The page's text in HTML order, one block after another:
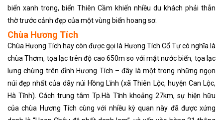
biển xanh trong, biển Thiên Cầm khiến nhiều du khách phải thẫn
thờ trước cảnh đẹp của một vùng biển hoang sơ.
Chùa Hương Tích
Chùa Hương Tích hay còn được gọi là Hương Tích Cổ Tự có nghĩa là
chùa Thơm, tọa lạc trên độ cao 650m so với mặt nước biển, tọa lạc
lưng chừng trên đỉnh Hương Tích – đây là một trong những ngọn
núi đẹp nhất của dãy núi Hồng Lĩnh (xã Thiên Lộc, huyện Can Lộc,
Hà Tĩnh). Cách trung tâm Tp.Hà Tĩnh khoảng 27km, sự hiện hữu
của chùa Hương Tích cùng với nhiều kỳ quan này đã được xứng